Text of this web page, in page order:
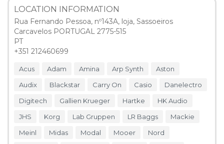
Navigation
NOTICIAS
HOMEMAP LOCATIONS
LOCATION INFORMATION
Rua Fernando Pessoa, nº143A, loja, Sassoeiros
Carcavelos PORTUGAL 2775-515
PT
+351 212460699
Acus Adam Amina Arp Synth
Aston
Audix
Blackstar Carry On Casio
Danelectro
Digitech
Gallien Krueger Hartke
HK Audio
JHS
Korg Lab Gruppen LR Baggs
Mackie
Meinl
Midas Modal Mooer
Nord